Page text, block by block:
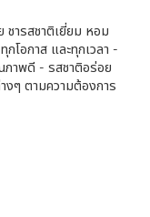
ชารสชาติเยี่ยม หอม
โอกาส และทุกเวลา -
าพดี - รสชาติอร่อย
งๆ ตามความต้องการ